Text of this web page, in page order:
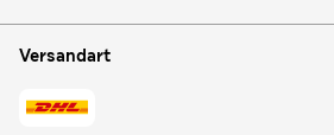
Versandart